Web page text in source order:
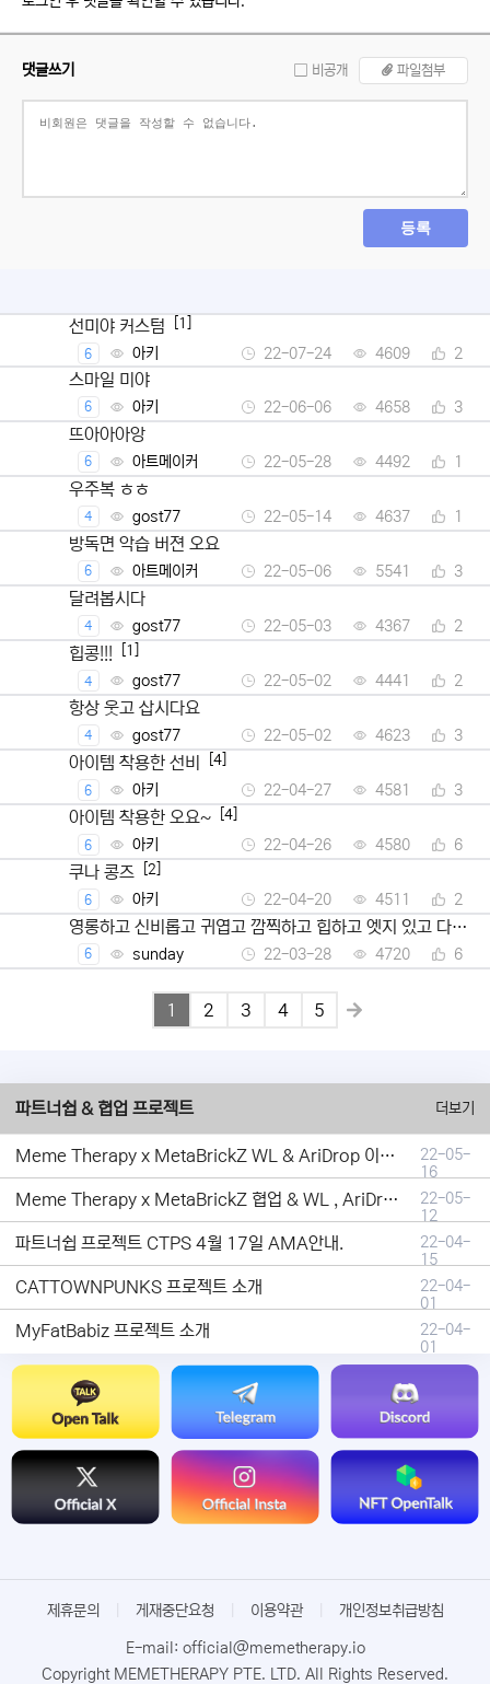
댓글쓰기 비공개 파일첨부
등록
선미야 커스텀 [1]
6 아키 22-07-24 4609 2
스마일 미야
6 아키 22-06-06 4658 3
뜨아아아앙
6 아트메이커 22-05-28 4492 1
우주복 ㅎㅎ
4 gost77 22-05-14 4637 1
방독면 악습 버젼 오요
6 아트메이커 22-05-06 5541 3
달려봅시다
4 gost77 22-05-03 4367 2
힙콩!!! [1]
4 gost77 22-05-02 4441 2
항상 웃고 삽시다요
4 gost77 22-05-02 4623 3
아이템 착용한 선비 [4]
6 아키 22-04-27 4581 3
아이템 착용한 오요~ [4]
6 아키 22-04-26 4580 6
쿠나 콩즈 [2]
6 아키 22-04-20 4511 2
영롱하고 신비롭고 귀엽고 깜찍하고 힙하고 엣지 있고 다채
로운
6 sunday 22-03-28 4720 6
1 2 3 4 5
파트너쉽 & 협업 프로젝트 더보기
Meme Therapy x MetaBrickZ WL & AriDrop 이벤트 결과안내!
22-05-
16
Meme Therapy x MetaBrickZ 협업 & WL , AriDrop 이벤트 안내
22-05-
12
파트너쉽 프로젝트 CTPS 4월 17일 AMA안내.
22-04-
15
CATTOWNPUNKS 프로젝트 소개
22-04-
01
MyFatBabiz 프로젝트 소개
22-04-
01
제휴문의 게재중단요청 이용약관 개인정보취급방침
E-mail: official@memetherapy.io
Copyright MEMETHERAPY PTE. LTD. All Rights Reserved.